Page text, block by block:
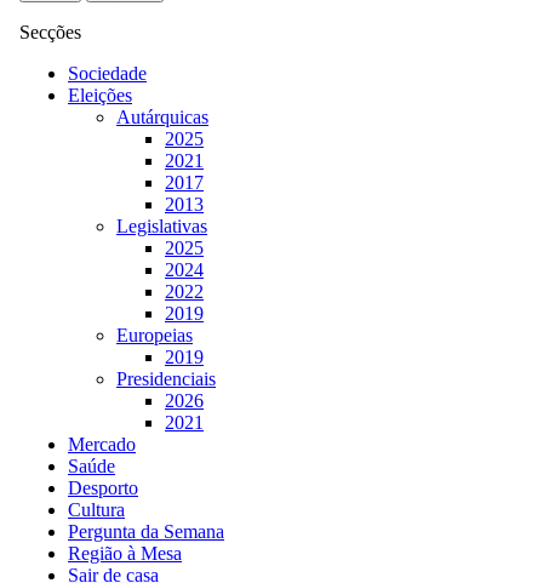
Secções
Sociedade
Eleições
Autárquicas
2025
2021
2017
2013
Legislativas
2025
2024
2022
2019
Europeias
2019
Presidenciais
2026
2021
Mercado
Saúde
Desporto
Cultura
Pergunta da Semana
Região à Mesa
Sair de casa